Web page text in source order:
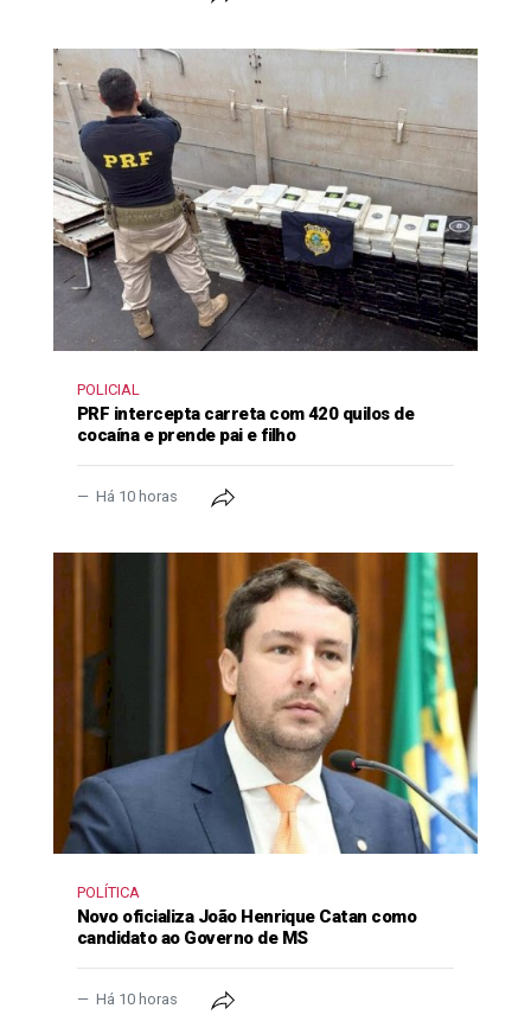
POLICIAL
PRF intercepta carreta com 420 quilos de
cocaína e prende pai e filho
Há 10 horas
POLÍTICA
Novo oficializa João Henrique Catan como
candidato ao Governo de MS
Há 10 horas